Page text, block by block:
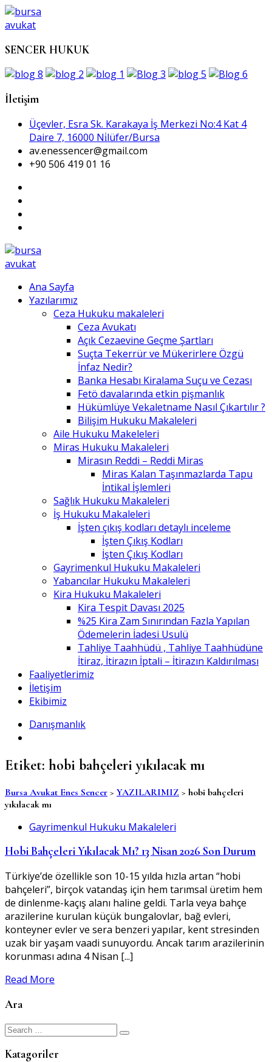
SENCER HUKUK
İletişim
Üçevler, Esra Sk. Karakaya İş Merkezi No:4 Kat 4
Daire 7, 16000 Ni̇lüfer/Bursa
av.enessencer@gmail.com
+90 506 419 01 16
Ana Sayfa
Yazılarımız
Ceza Hukuku makaleleri
Ceza Avukatı
Açık Cezaevine Geçme Şartları
Suçta Tekerrür ve Mükerirlere Özgü
İnfaz Nedir?
Banka Hesabı Kiralama Suçu ve Cezası
Fetö davalarında etkin pişmanlık
Hükümlüye Vekaletname Nasıl Çıkartılır ?
Bilişim Hukuku Makaleleri
Aile Hukuku Makeleleri
Miras Hukuku Makaleleri
Mirasın Reddi – Reddi Miras
Miras Kalan Taşınmazlarda Tapu
İntikal İşlemleri
Sağlık Hukuku Makaleleri
İş Hukuku Makaleleri
İşten çıkış kodları detaylı inceleme
İşten Çıkış Kodları
İşten Çıkış Kodları
Gayrimenkul Hukuku Makaleleri
Yabancılar Hukuku Makaleleri
Kira Hukuku Makaleleri
Kira Tespit Davası 2025
%25 Kira Zam Sınırından Fazla Yapılan
Ödemelerin İadesi Usulü
Tahliye Taahhüdü , Tahliye Taahhüdüne
İtiraz, İtirazın İptali – İtirazın Kaldırılması
Faaliyetlerimiz
İletişim
Ekibimiz
Danışmanlık
Etiket: hobi bahçeleri yıkılacak mı
Bursa Avukat Enes Sencer > YAZILARIMIZ > hobi bahçeleri
yıkılacak mı
Gayrimenkul Hukuku Makaleleri
Hobi Bahçeleri Yıkılacak Mı? 13 Nisan 2026 Son Durum
Türkiye’de özellikle son 10-15 yılda hızla artan “hobi
bahçeleri”, birçok vatandaş için hem tarımsal üretim hem
de dinlenme-kaçış alanı haline geldi. Tarla veya bahçe
arazilerine kurulan küçük bungalovlar, bağ evleri,
konteyner evler ve sera benzeri yapılar, kent stresinden
uzak bir yaşam vaadi sunuyordu. Ancak tarım arazilerinin
korunması adına 4 Nisan [...]
Read More
Ara
Search
Katagoriler